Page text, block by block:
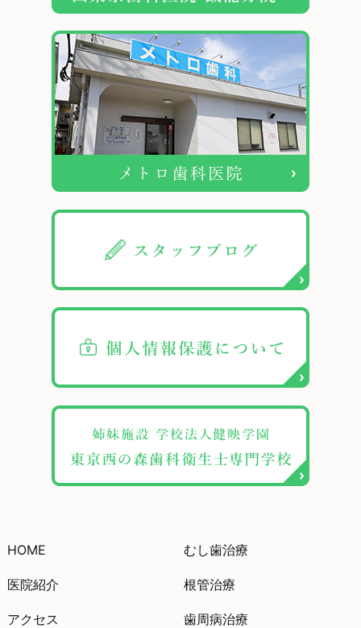
HOME
医院紹介
アクセス
むし歯治療
根管治療
歯周病治療